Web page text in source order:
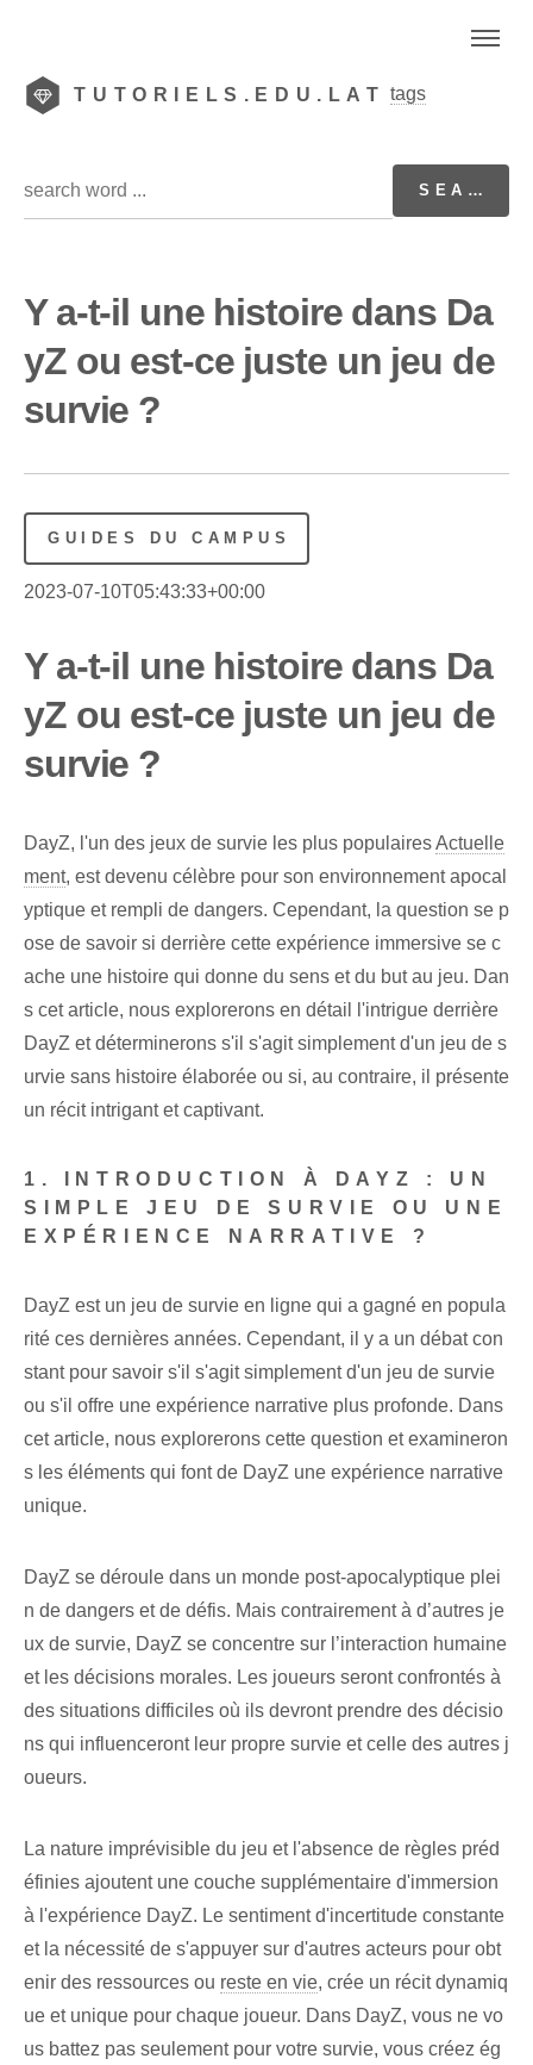
TUTORIELS.EDU.LAT tags
Y a-t-il une histoire dans Da
yZ ou est-ce juste un jeu de
survie ?
GUIDES DU CAMPUS
2023-07-10T05:43:33+00:00
Y a-t-il une histoire dans Da
yZ ou est-ce juste un jeu de
survie ?
DayZ, l'un des jeux de survie les plus populairesActuelle
ment, est devenu célèbre pour son environnement apocal
yptique et rempli de dangers. Cependant, la question se p
ose de savoir si derrière cette expérience immersive se c
ache une histoire qui donne du sens et du but au jeu. Dan
s cet article, nous explorerons en détail l'intrigue derrière
DayZ et déterminerons s'il s'agit simplement d'un jeu de s
urvie sans histoire élaborée ou si, au contraire, il présente
un récit intrigant et captivant.
1. INTRODUCTION À DAYZ : UN
SIMPLE JEU DE SURVIE OU UNE
EXPÉRIENCE NARRATIVE ?
DayZ est un jeu de survie en ligne qui a gagné en popula
rité ces dernières années. Cependant, il y a un débat con
stant pour savoir s'il s'agit simplement d'un jeu de survie
ou s'il offre une expérience narrative plus profonde. Dans
cet article, nous explorerons cette question et examineron
s les éléments qui font de DayZ une expérience narrative
unique.
DayZ se déroule dans un monde post-apocalyptique plei
n de dangers et de défis. Mais contrairement à d’autres je
ux de survie, DayZ se concentre sur l’interaction humaine
et les décisions morales. Les joueurs seront confrontés à
des situations difficiles où ils devront prendre des décisio
ns qui influenceront leur propre survie et celle des autres j
oueurs.
La nature imprévisible du jeu et l'absence de règles préd
éfinies ajoutent une couche supplémentaire d'immersion
à l'expérience DayZ. Le sentiment d'incertitude constante
et la nécessité de s'appuyer sur d'autres acteurs pour obt
enir des ressources ou reste en vie, crée un récit dynamiq
ue et unique pour chaque joueur. Dans DayZ, vous ne vo
us battez pas seulement pour votre survie, vous créez ég